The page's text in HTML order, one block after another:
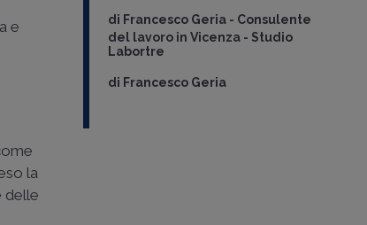
e
la
delle
di Francesco Geria - Consulente
del lavoro in Vicenza - Studio
Labortre
di Francesco Geria